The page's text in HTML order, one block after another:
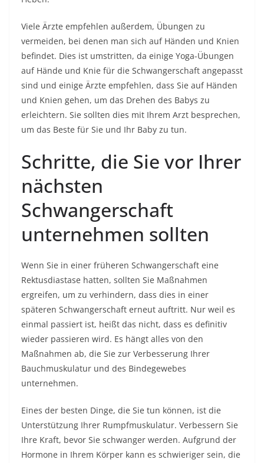
Viele Ärzte empfehlen außerdem, Übungen zu
vermeiden, bei denen man sich auf Händen und Knien
befindet. Dies ist umstritten, da einige Yoga-Übungen
auf Hände und Knie für die Schwangerschaft angepasst
sind und einige Ärzte empfehlen, dass Sie auf Händen
und Knien gehen, um das Drehen des Babys zu
erleichtern. Sie sollten dies mit Ihrem Arzt besprechen,
um das Beste für Sie und Ihr Baby zu tun.
Schritte, die Sie vor Ihrer
nächsten
Schwangerschaft
unternehmen sollten
Wenn Sie in einer früheren Schwangerschaft eine
Rektusdiastase hatten, sollten Sie Maßnahmen
ergreifen, um zu verhindern, dass dies in einer
späteren Schwangerschaft erneut auftritt. Nur weil es
einmal passiert ist, heißt das nicht, dass es definitiv
wieder passieren wird. Es hängt alles von den
Maßnahmen ab, die Sie zur Verbesserung Ihrer
Bauchmuskulatur und des Bindegewebes
unternehmen.
Eines der besten Dinge, die Sie tun können, ist die
Unterstützung Ihrer Rumpfmuskulatur. Verbessern Sie
Ihre Kraft, bevor Sie schwanger werden. Aufgrund der
Hormone in Ihrem Körper kann es schwieriger sein, die